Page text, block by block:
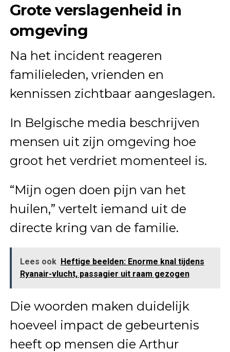
Grote verslagenheid in
omgeving
Na het incident reageren
familieleden, vrienden en
kennissen zichtbaar aangeslagen.
In Belgische media beschrijven
mensen uit zijn omgeving hoe
groot het verdriet momenteel is.
“Mijn ogen doen pijn van het
huilen,” vertelt iemand uit de
directe kring van de familie.
Lees ook Heftige beelden: Enorme knal tijdens
Ryanair-vlucht, passagier uit raam gezogen
Die woorden maken duidelijk
hoeveel impact de gebeurtenis
heeft op mensen die Arthur